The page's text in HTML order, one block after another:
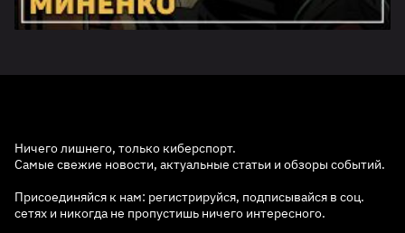
Ничего лишнего, только киберспорт.
Самые свежие новости, актуальные статьи и обзоры событий.
Присоединяйся к нам: регистрируйся, подписывайся в соц.
сетях и никогда не пропустишь ничего интересного.